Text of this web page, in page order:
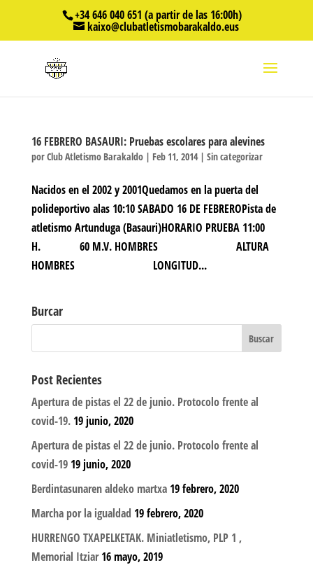
+34 646 040 651 (a partir de las 16:00h)
kaixo@clubatletismobarakaldo.eus
16 FEBRERO BASAURI: Pruebas escolares para alevines
porClub Atletismo Barakaldo| Feb 11, 2014| Sin categorizar
Nacidos en el 2002 y 2001Quedamos en la puerta del
polideportivo alas 10:10 SABADO 16 DE FEBREROPista de
atletismo Artunduga (Basauri)HORARIO PRUEBA 11:00
H. 60 M.V. HOMBRES ALTURA
HOMBRES LONGITUD...
Burcar
Post Recientes
Apertura de pistas el 22 de junio. Protocolo frente al
covid-19. 19 junio, 2020
Apertura de pistas el 22 de junio. Protocolo frente al
covid-19 19 junio, 2020
Berdintasunaren aldeko martxa 19 febrero, 2020
Marcha por la igualdad 19 febrero, 2020
HURRENGO TXAPELKETAK. Miniatletismo, PLP 1 ,
Memorial Itziar 16 mayo, 2019